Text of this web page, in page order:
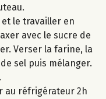
le travailler en
avec le sucre de
Verser la farine, la
sel puis mélanger.
au réfrigérateur 2h